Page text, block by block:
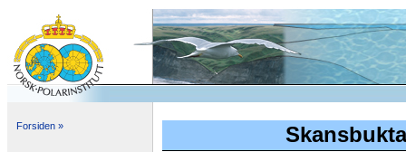
Forsiden »